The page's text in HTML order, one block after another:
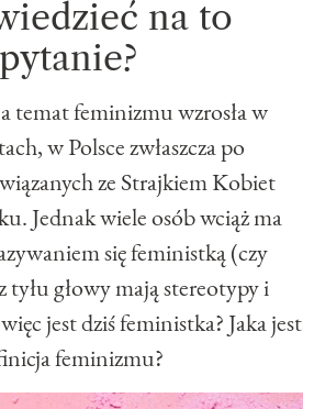
na to
pytanie?
temat feminizmu wzrosła w
w Polsce zwłaszcza po
ze Strajkiem Kobiet
Jednak wiele osób wciąż ma
się feministką (czy
tyłu głowy mają stereotypy i
jest dziś feministka? Jaka jest
feminizmu?